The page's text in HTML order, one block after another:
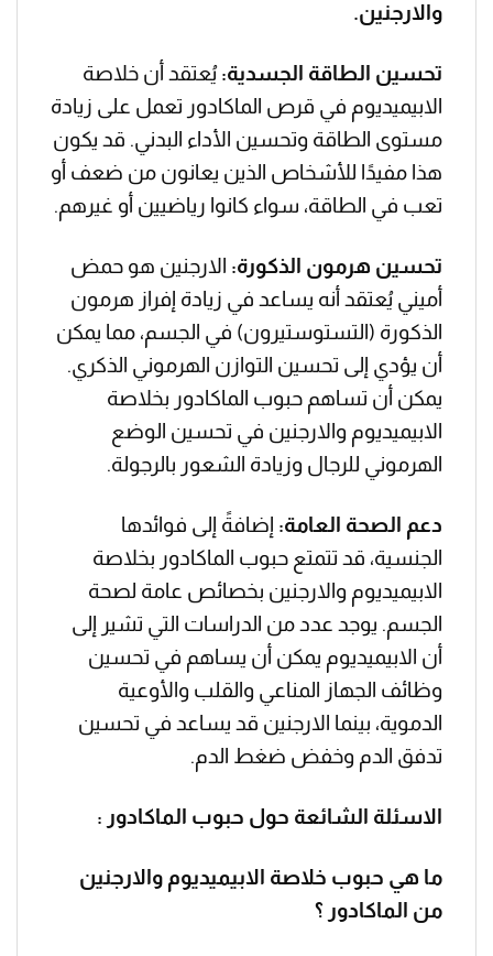
والارجنين.
تحسين الطاقة الجسدية:يُعتقد أن خلاصة
الابيميديوم في قرص الماكادور تعمل على زيادة
مستوى الطاقة وتحسين الأداء البدني. قد يكون
هذا مفيدًا للأشخاص الذين يعانون من ضعف أو
تعب في الطاقة، سواء كانوا رياضيين أو غيرهم.
تحسين هرمون الذكورة: الارجنين هو حمض
أميني يُعتقد أنه يساعد في زيادة إفراز هرمون
الذكورة (التستوستيرون) في الجسم، مما يمكن
أن يؤدي إلى تحسين التوازن الهرموني الذكري.
يمكن أن تساهم حبوب الماكادور بخلاصة
الابيميديوم والارجنين في تحسين الوضع
الهرموني للرجال وزيادة الشعور بالرجولة.
دعم الصحة العامة: إضافةً إلى فوائدها
الجنسية، قد تتمتع حبوب الماكادور بخلاصة
الابيميديوم والارجنين بخصائص عامة لصحة
الجسم. يوجد عدد من الدراسات التي تشير إلى
أن الابيميديوم يمكن أن يساهم في تحسين
وظائف الجهاز المناعي والقلب والأوعية
الدموية، بينما الارجنين قد يساعد في تحسين
تدفق الدم وخفض ضغط الدم.
الاسئلة الشائعة حول حبوب الماكادور :
ما هي حبوب خلاصة الابيميديوم والارجنين
من الماكادور ؟